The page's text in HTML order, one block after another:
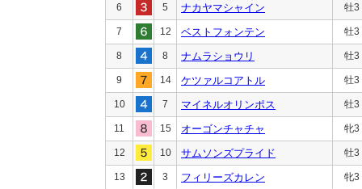
6 5 ナカヤマシャイン 牡3
7 12 ベストフォンテン 牡3
8 8 ナムラショウリ 牡3
9 14 ケツァルコアトル 牡3
10 7 マイネルオリンポス 牡3
11 15 オーゴンチャチャ 牝3
12 10 サムソンズプライド 牡3
13 3 フィリーズカレン 牝3